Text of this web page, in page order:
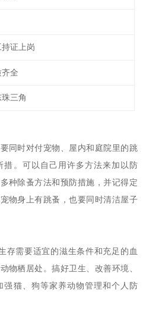
持证上岗
齐全
三角
同时对付宠物、屋内和庭院里的跳
。可以自己用许多方法来加以防
种除蚤方法和预防措施，并记得定
物身上有跳蚤，也要同时清洁屋子
存需要适宜的滋生条件和充足的血
物栖居处。搞好卫生、改善环境、
猫、狗等家养动物管理和个人防